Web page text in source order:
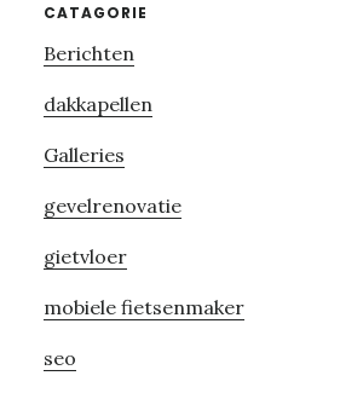
Primary
Sidebar
CATAGORIE
Berichten
dakkapellen
Galleries
gevelrenovatie
gietvloer
mobiele fietsenmaker
seo